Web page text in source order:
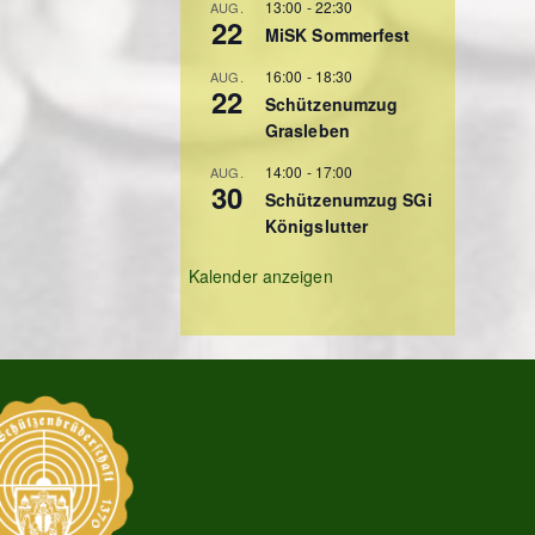
AUG.
22
13:00 -22:30
MiSK Sommerfest
AUG.
22
16:00 - 18:30
Schützenumzug
Grasleben
AUG.
30
14:00 - 17:00
Schützenumzug SGi
Königslutter
Kalender anzeigen